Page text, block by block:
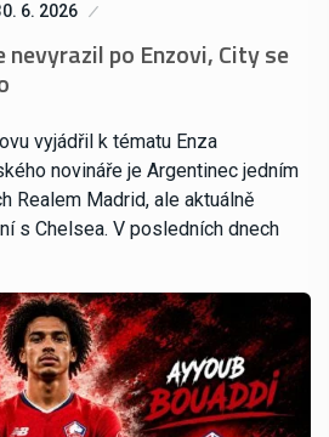
6. 2026
po Enzovi, City se
vyjádřil k tématu Enza
novináře je Argentinec jedním
Realem Madrid, ale aktuálně
s Chelsea. V posledních dnech